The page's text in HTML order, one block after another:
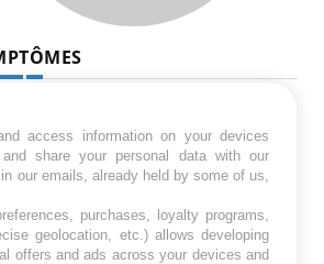
des métatarsalgies à 90 %
liées à problème d’appui
Mauvaise haleine : il faut
améliorer l’hygiène
bucco-dentaire
access information on your devices
share your personal data with our
our emails, already held by some of us,
purchases, loyalty programs,
geolocation, etc.) allows developing
offers and ads across your devices and